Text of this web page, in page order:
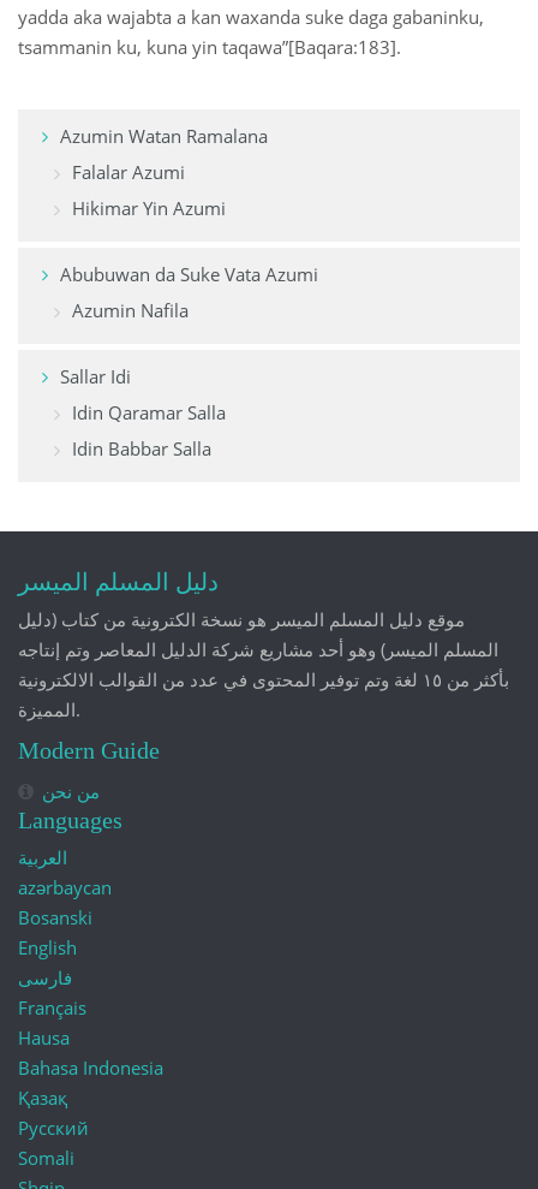
Yorùbá
yadda aka wajabta a kan waxanda suke daga gabaninku,
tsammanin ku, kuna yin taqawa”[Baqara:183].
Azumin Watan Ramalana
Falalar Azumi
Hikimar Yin Azumi
Abubuwan da Suke Vata Azumi
Azumin Nafila
Sallar Idi
Idin Qaramar Salla
Idin Babbar Salla
دليل المسلم الميسر
موقع دليل المسلم الميسر هو نسخة الكترونية من كتاب (دليل
المسلم الميسر) وهو أحد مشاريع شركة الدليل المعاصر وتم إنتاجه
بأكثر من ١٥ لغة وتم توفير المحتوى في عدد من القوالب الالكترونية
المميزة.
Modern Guide
من نحن
Languages
العربية
azərbaycan
Bosanski
English
فارسی
Français
Hausa
Bahasa Indonesia
Қазақ
Русский
Somali